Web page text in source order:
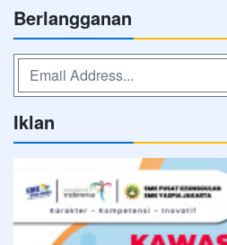
Berlangganan
Iklan